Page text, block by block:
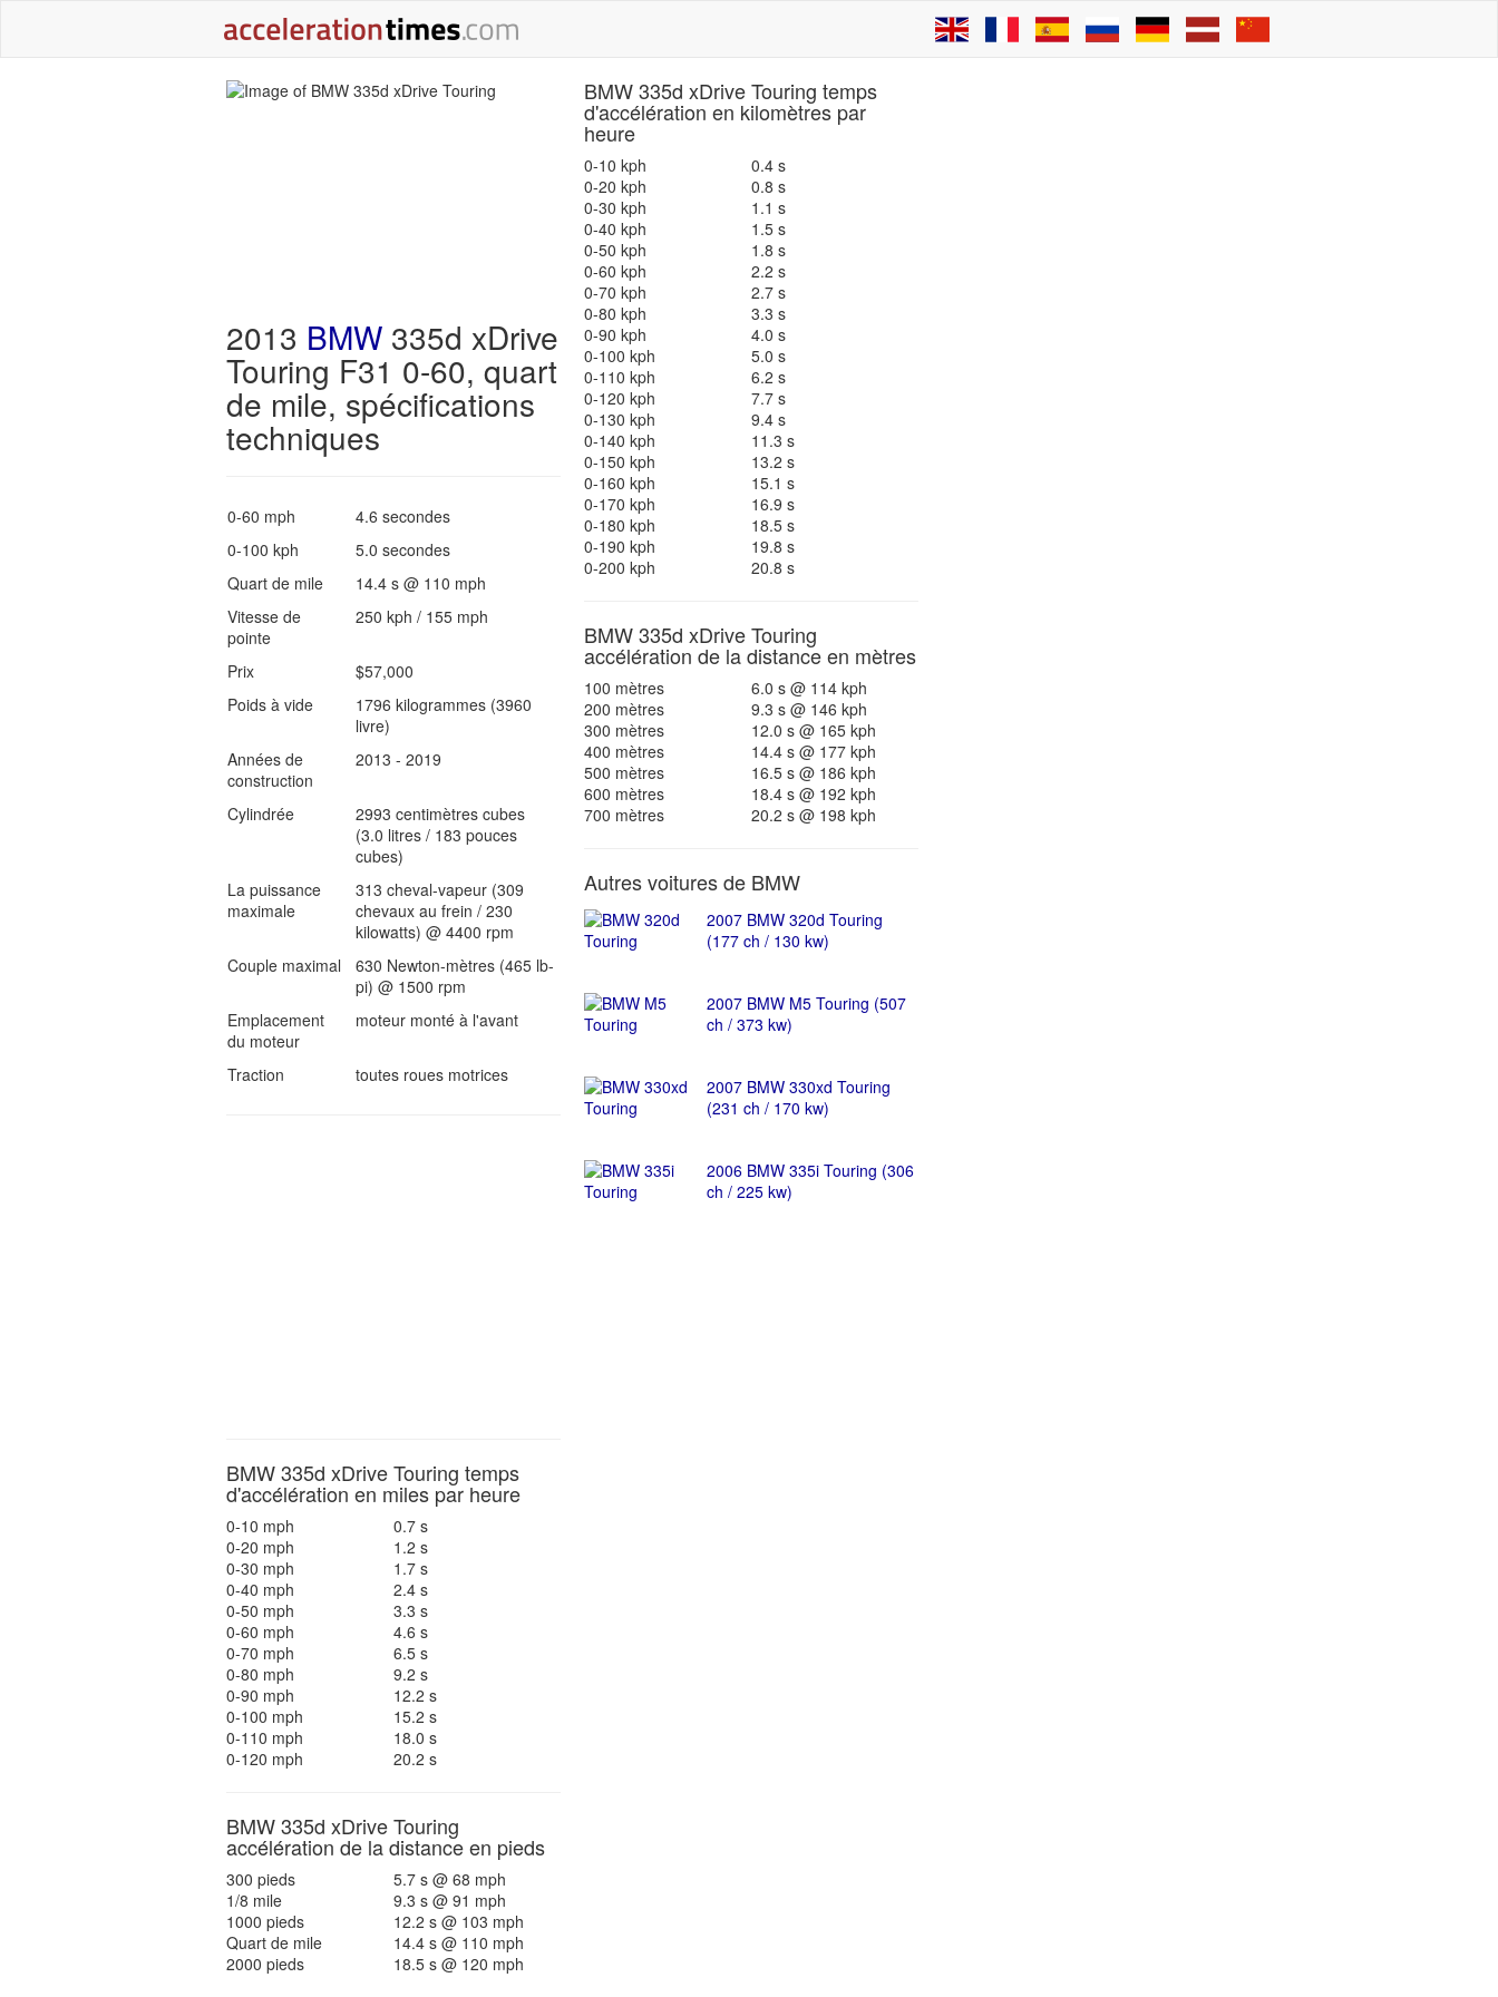
2013 BMW335d xDrive
Touring F31 0-60, quart
de mile, spécifications
techniques
0-60 mph
4.6 secondes
0-100 kph
5.0 secondes
Quart de mile
14.4 s @ 110 mph
Vitesse de
pointe
250 kph / 155 mph
Prix
$57,000
Poids à vide
1796 kilogrammes (3960
livre)
Années de
construction
2013 - 2019
Cylindrée
2993 centimètres cubes
(3.0 litres / 183 pouces
cubes)
La puissance
maximale
313 cheval-vapeur (309
chevaux au frein / 230
kilowatts) @ 4400 rpm
Couple maximal
630 Newton-mètres (465 lb-
pi) @ 1500 rpm
Emplacement
du moteur
moteur monté à l'avant
Traction toutes roues motrices
BMW 335d xDrive Touring temps
d'accélération en miles par heure
0-10 mph
0.7 s
0-20 mph
1.2 s
0-30 mph
1.7 s
0-40 mph
2.4 s
0-50 mph
3.3 s
0-60 mph
4.6 s
0-70 mph
6.5 s
0-80 mph
9.2 s
0-90 mph
12.2 s
0-100 mph
15.2 s
0-110 mph
18.0 s
0-120 mph
20.2 s
BMW 335d xDrive Touring
accélération de la distance en pieds
300 pieds
5.7 s @ 68 mph
1/8 mile
9.3 s @ 91 mph
1000 pieds
12.2 s @ 103 mph
Quart de mile
14.4 s @ 110 mph
2000 pieds
18.5 s @ 120 mph
BMW 335d xDrive Touring temps
d'accélération en kilomètres par
heure
0-10 kph
0.4 s
0-20 kph
0.8 s
0-30 kph
1.1 s
0-40 kph
1.5 s
0-50 kph
1.8 s
0-60 kph
2.2 s
0-70 kph
2.7 s
0-80 kph
3.3 s
0-90 kph
4.0 s
0-100 kph
5.0 s
0-110 kph
6.2 s
0-120 kph
7.7 s
0-130 kph
9.4 s
0-140 kph
11.3 s
0-150 kph
13.2 s
0-160 kph
15.1 s
0-170 kph
16.9 s
0-180 kph
18.5 s
0-190 kph
19.8 s
0-200 kph
20.8 s
BMW 335d xDrive Touring
accélération de la distance en mètres
100 mètres
6.0 s @ 114 kph
200 mètres
9.3 s @ 146 kph
300 mètres
12.0 s @ 165 kph
400 mètres
14.4 s @ 177 kph
500 mètres
16.5 s @ 186 kph
600 mètres
18.4 s @ 192 kph
700 mètres
20.2 s @ 198 kph
Autres voitures de BMW
2007 BMW 320d Touring
(177 ch / 130 kw)
2007 BMW M5 Touring (507
ch / 373 kw)
2007 BMW 330xd Touring
(231 ch / 170 kw)
2006 BMW 335i Touring (306
ch / 225 kw)